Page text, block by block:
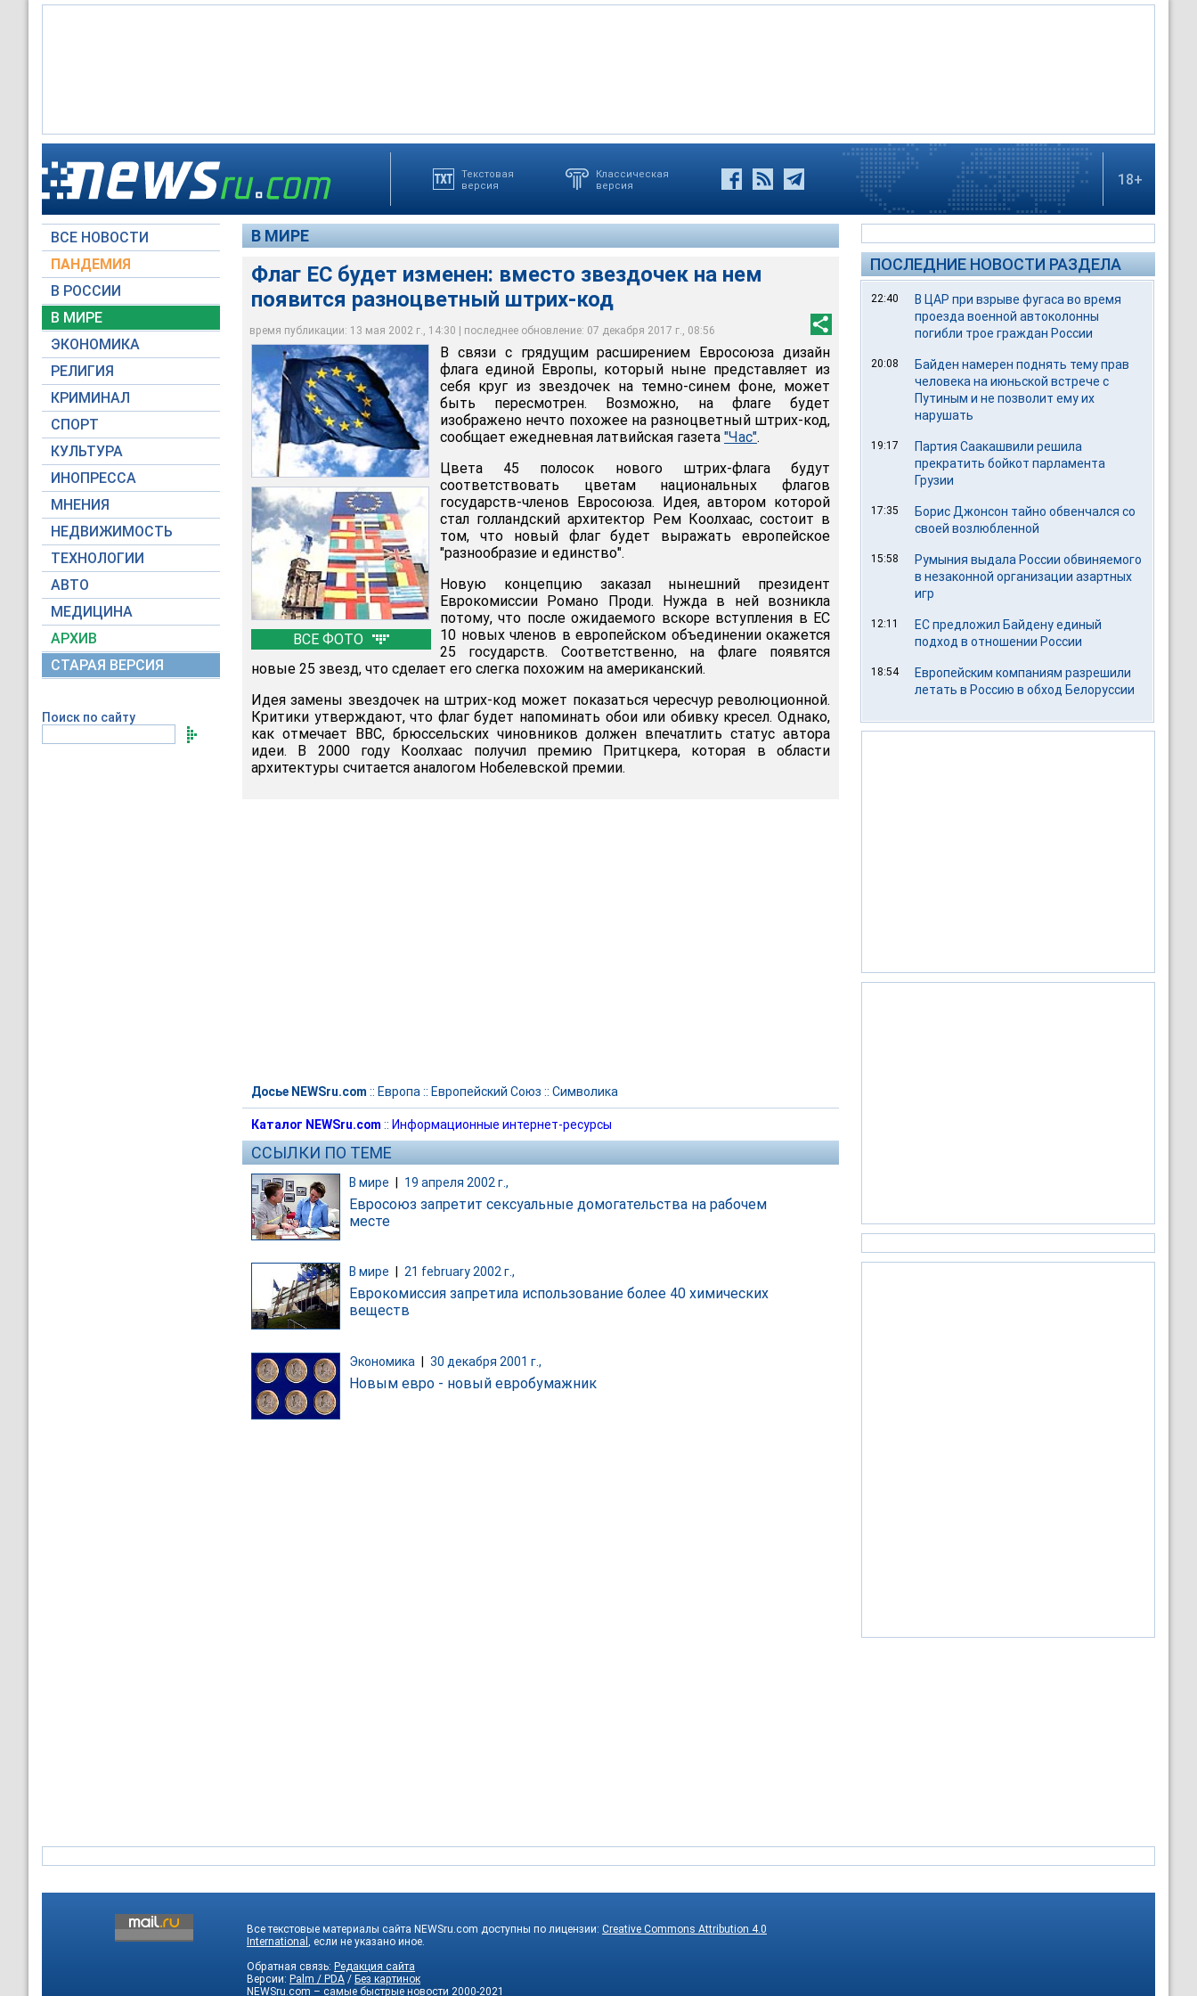
Текстовая
версия
Классическая
версия
18+
ВСЕ НОВОСТИ
ПАНДЕМИЯ
В РОССИИ
В МИРЕ
ЭКОНОМИКА
РЕЛИГИЯ
КРИМИНАЛ
СПОРТ
КУЛЬТУРА
ИНОПРЕССА
МНЕНИЯ
НЕДВИЖИМОСТЬ
ТЕХНОЛОГИИ
АВТО
МЕДИЦИНА
АРХИВ
СТАРАЯ ВЕРСИЯ
Поиск по сайту
В МИРЕ
Флаг ЕС будет изменен: вместо звездочек на нем
появится разноцветный штрих-код
время публикации: 13 мая 2002 г., 14:30 | последнее обновление: 07 декабря 2017 г., 08:56
ВСЕ ФОТО
Флаг ЕС будет изменен: вместо звездочек на нем появится разноцветный штрих-код
Архив NTVRU.com
Цвета 45 полосок нового штрих-флага будут соответствовать цветам национальных
флагов государств-членов Евросоюза
Архив NTVRU.com
Новую концепцию заказал нынешний президент Еврокомиссии Романо Проди
Архив NTVRU.com
В связи с грядущим расширением Евросоюза дизайн
флага единой Европы, который ныне представляет из
себя круг из звездочек на темно-синем фоне, может
быть пересмотрен. Возможно, на флаге будет
изображено нечто похожее на разноцветный штрих-код,
сообщает ежедневная латвийская газета "Час".
Цвета 45 полосок нового штрих-флага будут
соответствовать цветам национальных флагов
государств-членов Евросоюза. Идея, автором которой
стал голландский архитектор Рем Коолхаас, состоит в
том, что новый флаг будет выражать европейское
"разнообразие и единство".
Новую концепцию заказал нынешний президент
Еврокомиссии Романо Проди. Нужда в ней возникла
потому, что после ожидаемого вскоре вступления в ЕС
10 новых членов в европейском объединении окажется
25 государств. Соответственно, на флаге появятся
новые 25 звезд, что сделает его слегка похожим на американский.
Идея замены звездочек на штрих-код может показаться чересчур революционной.
Критики утверждают, что флаг будет напоминать обои или обивку кресел. Однако,
как отмечает ВВС, брюссельских чиновников должен впечатлить статус автора
идеи. В 2000 году Коолхаас получил премию Притцкера, которая в области
архитектуры считается аналогом Нобелевской премии.
Досье NEWSru.com :: Европа :: Европейский Союз :: Символика
Каталог NEWSru.com :: Информационные интернет-ресурсы
ССЫЛКИ ПО ТЕМЕ
В мире 19 апреля 2002 г.,
Евросоюз запретит сексуальные домогательства на рабочем
месте
В мире 21 february 2002 г.,
Еврокомиссия запретила использование более 40 химических
веществ
Экономика | 30 декабря 2001 г.,
Новым евро - новый евробумажник
ПОСЛЕДНИЕ НОВОСТИ РАЗДЕЛА
22:40
В ЦАР при взрыве фугаса во время
проезда военной автоколонны
погибли трое граждан России
20:08
Байден намерен поднять тему прав
человека на июньской встрече с
Путиным и не позволит ему их
нарушать
19:17
Партия Саакашвили решила
прекратить бойкот парламента
Грузии
17:35
Борис Джонсон тайно обвенчался со
своей возлюбленной
15:58
Румыния выдала России обвиняемого
в незаконной организации азартных
игр
12:11
ЕС предложил Байдену единый
подход в отношении России
18:54
Европейским компаниям разрешили
летать в Россию в обход Белоруссии
Все текстовые материалы сайта NEWSru.com доступны по лицензии: Creative Commons Attribution 4.0
International
, если не указано иное.
Обратная связь: Редакция сайта
Версии: Palm / PDA / Без картинок
NEWSru.com – самые быстрые новости 2000-2021